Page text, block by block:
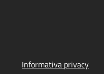
Informativa privacy